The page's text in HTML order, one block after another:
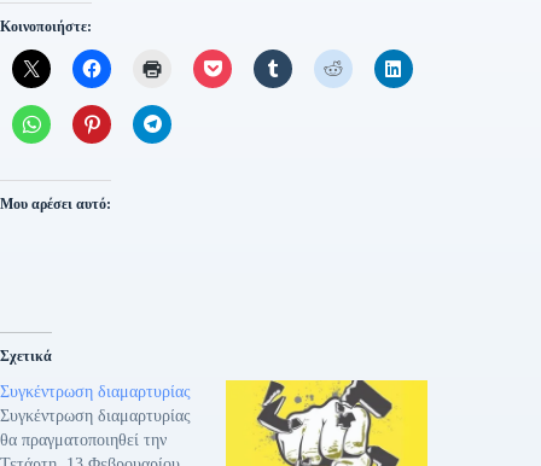
Κοινοποιήστε:
Μου αρέσει αυτό:
Σχετικά
Συγκέντρωση διαμαρτυρίας
Συγκέντρωση διαμαρτυρίας
θα πραγματοποιηθεί την